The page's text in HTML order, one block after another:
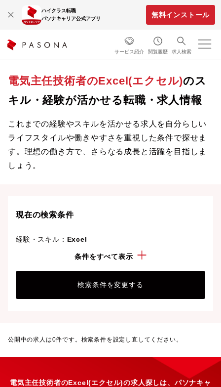
ハイクラス転職
パソナキャリア公式アプリ
無料インストール
サービス紹介 閲覧履歴 求人検索
電気主任技術者のExcel(エクセル)のス
キル・経験が活かせる転職・求人情報
これまでの経験やスキルを活かせる求人を自分らしい
ライフスタイルや働きやすさを重視した条件で探せま
す。理想の働き方で、さらなる成長と活躍を目指しま
しょう。
現在の検索条件
経験・スキル： Excel
電気主任技術者条件をすべて表示
検索条件を変更する
公開中の求人は0件です。検索条件を設定し直してください。
電気主任技術者のExcel(エクセル)の求人探しは、パソナキャ